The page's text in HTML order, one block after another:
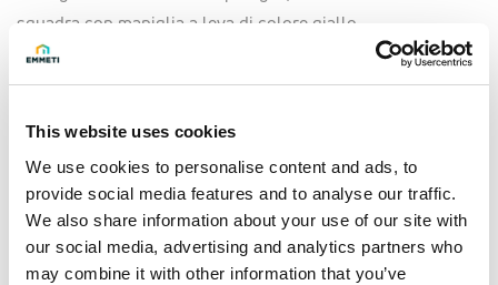
This website uses cookies
We use cookies to personalise content and ads, to
provide social media features and to analyse our traffic.
We also share information about your use of our site with
our social media, advertising and analytics partners who
may combine it with other information that you’ve
squadra con maniglia a leva di colore giallo.
Certificata secondo norma UNI EN 331 e marcata CE.
- Corpo in ottone UNI EN 12165 CW617N nichelato
- Manicotto in ottone UNI EN 12165 CW617N nichelato
- Sfera in ottone UNI EN 12165 CW617N cromata
- Guarnizione sfera P.T.F.E vergine